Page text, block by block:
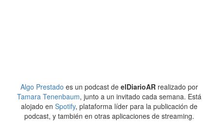
Algo Prestado es un podcast de elDiarioARrealizado por
Tamara Tenenbaum, junto a un invitado cada semana. Está
alojado en Spotify, plataforma líder para la publicación de
podcast, y también en otras aplicaciones de streaming.